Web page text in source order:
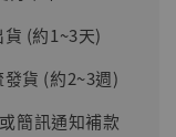
(約1~3天)
貨 (約2~3週)
簡訊通知補款